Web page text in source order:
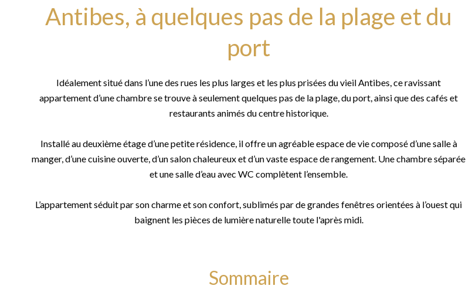
Antibes, à quelques pas de la plage et du
port
Idéalement situé dans l’une des rues les plus larges et les plus prisées du vieil Antibes, ce ravissant
appartement d’une chambre se trouve à seulement quelques pas de la plage, du port, ainsi que des cafés et
restaurants animés du centre historique.
Installé au deuxième étage d’une petite résidence, il offre un agréable espace de vie composé d’une salle à
manger, d’une cuisine ouverte, d’un salon chaleureux et d’un vaste espace de rangement. Une chambre séparée
et une salle d’eau avec WC complètent l’ensemble.
L’appartement séduit par son charme et son confort, sublimés par de grandes fenêtres orientées à l’ouest qui
baignent les pièces de lumière naturelle toute l'après midi.
Sommaire